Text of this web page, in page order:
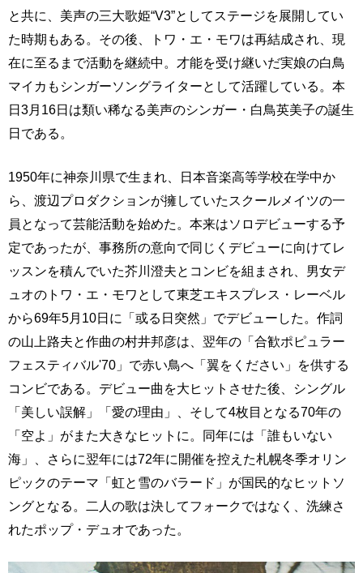
と共に、美声の三大歌姫“V3”としてステージを展開してい
た時期もある。その後、トワ・エ・モワは再結成され、現
在に至るまで活動を継続中。才能を受け継いだ実娘の白鳥
マイカもシンガーソングライターとして活躍している。本
日3月16日は類い稀なる美声のシンガー・白鳥英美子の誕生
日である。
1950年に神奈川県で生まれ、日本音楽高等学校在学中か
ら、渡辺プロダクションが擁していたスクールメイツの一
員となって芸能活動を始めた。本来はソロデビューする予
定であったが、事務所の意向で同じくデビューに向けてレ
ッスンを積んでいた芥川澄夫とコンビを組まされ、男女デ
ュオのトワ・エ・モワとして東芝エキスプレス・レーベル
から69年5月10日に「或る日突然」でデビューした。作詞
の山上路夫と作曲の村井邦彦は、翌年の「合歓ポピュラー
フェスティバル'70」で赤い鳥へ「翼をください」を供する
コンビである。デビュー曲を大ヒットさせた後、シングル
「美しい誤解」「愛の理由」、そして4枚目となる70年の
「空よ」がまた大きなヒットに。同年には「誰もいない
海」、さらに翌年には72年に開催を控えた札幌冬季オリン
ピックのテーマ「虹と雪のバラード」が国民的なヒットソ
ングとなる。二人の歌は決してフォークではなく、洗練さ
れたポップ・デュオであった。